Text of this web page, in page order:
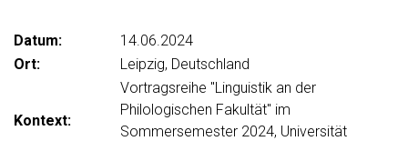
Datum:
14.06.2024
Ort:
Leipzig, Deutschland
Kontext:
Vortragsreihe "Linguistik an der
Philologischen Fakultät" im
Sommersemester 2024, Universität